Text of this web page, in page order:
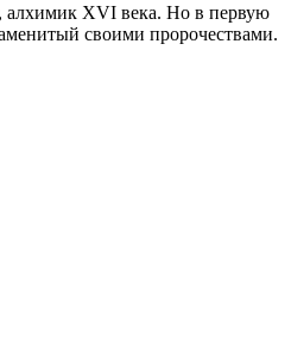
алхимик XVI века. Но в первую
своими пророчествами.